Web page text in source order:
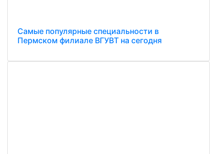
Самые популярные специальности в
Пермском филиале ВГУВТ на сегодня